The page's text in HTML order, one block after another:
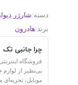
دسته:شارژر
برند:هادرون
چرا جانبی تک
فروشگاه
بی‌نظیر از لوازم
موبایل،